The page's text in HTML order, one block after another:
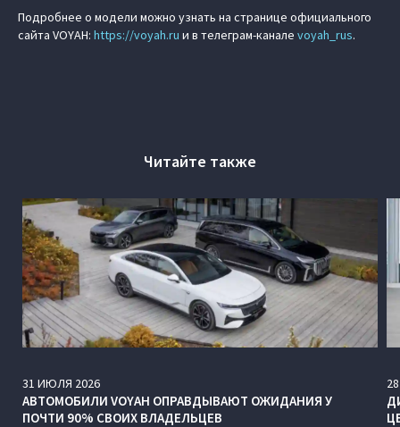
Подробнее о модели можно узнать на странице официального
сайта VOYAH: https://voyah.ru и в телеграм-канале voyah_rus.
Читайте также
31 ИЮЛЯ 2026
АВТОМОБИЛИ VOYAH ОПРАВДЫВАЮТ ОЖИДАНИЯ У
ПОЧТИ 90% СВОИХ ВЛАДЕЛЬЦЕВ
28